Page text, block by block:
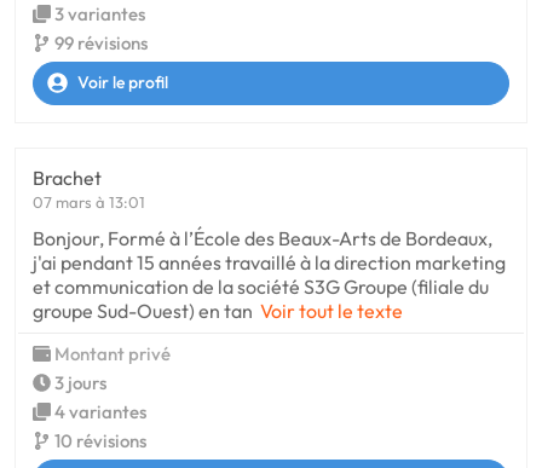
3 variantes
99 révisions
Voir le profil
Brachet
07 mars à 13:01
Bonjour, Formé à l’École des Beaux-Arts de Bordeaux,
j'ai pendant 15 années travaillé à la direction marketing
et communication de la société S3G Groupe (filiale du
groupe Sud-Ouest) en tan Voir tout le texte
Montant privé
3 jours
4 variantes
10 révisions